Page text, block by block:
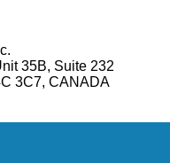
35B, Suite 232
3C7, CANADA